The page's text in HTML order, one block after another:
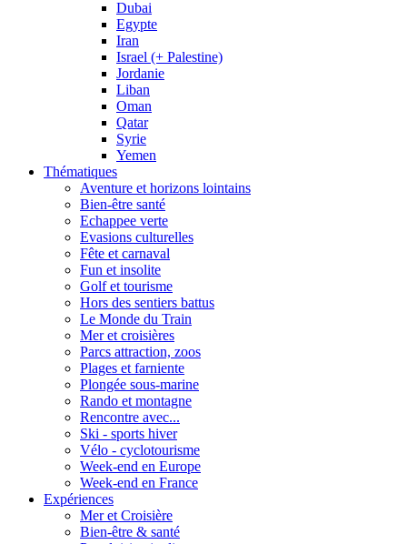
Dubai
Egypte
Iran
Israel (+ Palestine)
Jordanie
Liban
Oman
Qatar
Syrie
Yemen
Thématiques
Aventure et horizons lointains
Bien-être santé
Echappee verte
Evasions culturelles
Fête et carnaval
Fun et insolite
Golf et tourisme
Hors des sentiers battus
Le Monde du Train
Mer et croisières
Parcs attraction, zoos
Plages et farniente
Plongée sous-marine
Rando et montagne
Rencontre avec...
Ski - sports hiver
Vélo - cyclotourisme
Week-end en Europe
Week-end en France
Expériences
Mer et Croisière
Bien-être & santé